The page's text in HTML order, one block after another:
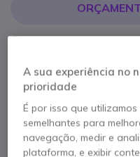
3 produtosem stock
Entrega:5-7 dias
A sua experiência no
prioridade
É por isso que
semelhantes para
navegação, medir e
plataforma, e exibir